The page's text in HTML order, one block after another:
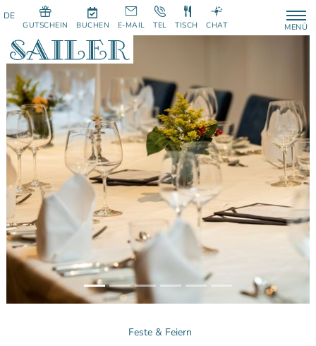
MENÜ
GUTSCHEIN BUCHEN E-MAIL TEL TISCH CHAT
Previous Next
Feste & Feiern